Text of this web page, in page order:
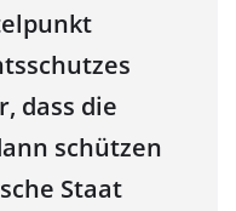
dass die
schützen
Staat